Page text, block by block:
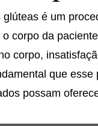
é um
corpo da
corpo,
que
possam